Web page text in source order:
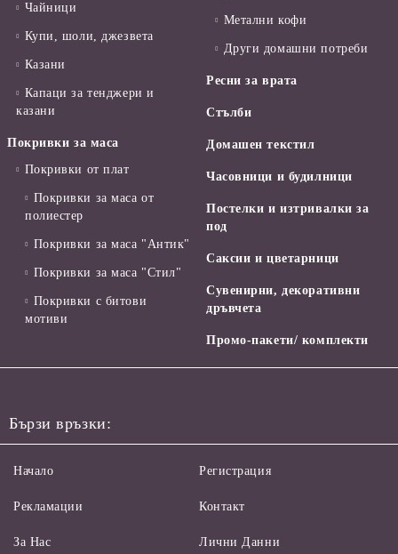
Чайници
Купи, шоли, джезвета
Казани
Капаци за тенджери и
казани
Покривки за маса
Покривки от плат
Покривки за маса от
полиестер
Покривки за маса "Антик"
Покривки за маса "Стил"
Покривки с битови
мотиви
Метални кофи
Други домашни потреби
Ресни за врата
Стълби
Домашен текстил
Часовници и будилници
Постелки и изтривалки за
под
Саксии и цветарници
Сувенирни, декоративни
дръвчета
Промо-пакети/ комплекти
Бързи връзки:
Начало
Рекламации
За Нас
Регистрация
Контакт
Лични Данни